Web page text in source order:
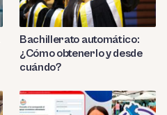
Bachillerato automático:
¿Cómo obtenerlo y desde
cuándo?